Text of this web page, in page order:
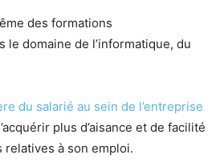
des formations
le domaine de l’informatique, du
du salarié au sein de l’entreprise
plus d’aisance et de facilité
relatives à son emploi.